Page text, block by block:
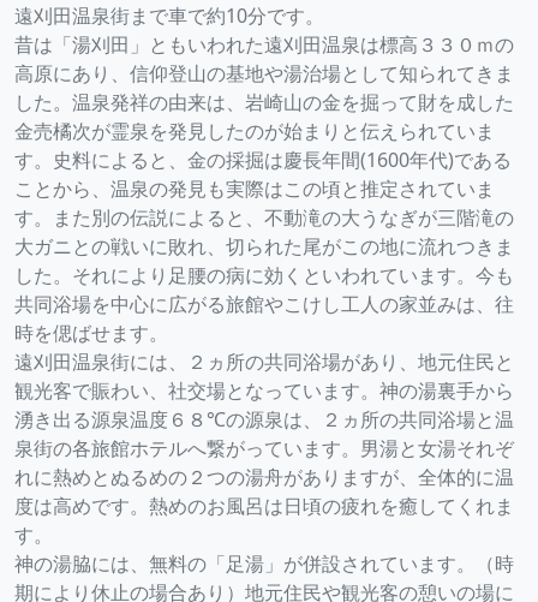
遠刈田温泉街まで車で約10分です。
昔は「湯刈田」ともいわれた遠刈田温泉は標高３３０ｍの
高原にあり、信仰登山の基地や湯治場として知られてきま
した。温泉発祥の由来は、岩崎山の金を掘って財を成した
金売橘次が霊泉を発見したのが始まりと伝えられていま
す。史料によると、金の採掘は慶長年間(1600年代)である
ことから、温泉の発見も実際はこの頃と推定されていま
す。また別の伝説によると、不動滝の大うなぎが三階滝の
大ガニとの戦いに敗れ、切られた尾がこの地に流れつきま
した。それにより足腰の病に効くといわれています。今も
共同浴場を中心に広がる旅館やこけし工人の家並みは、往
時を偲ばせます。
遠刈田温泉街には、２ヵ所の共同浴場があり、地元住民と
観光客で賑わい、社交場となっています。神の湯裏手から
湧き出る源泉温度６８℃の源泉は、２ヵ所の共同浴場と温
泉街の各旅館ホテルへ繋がっています。男湯と女湯それぞ
れに熱めとぬるめの２つの湯舟がありますが、全体的に温
度は高めです。熱めのお風呂は日頃の疲れを癒してくれま
す。
神の湯脇には、無料の「足湯」が併設されています。（時
期により休止の場合あり）地元住民や観光客の憩いの場に